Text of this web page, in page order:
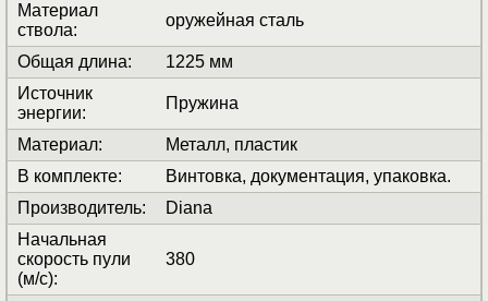
Материал
ствола:
оружейная сталь
Общая длина:
1225 мм
Источник
энергии:
Пружина
Материал:
Металл, пластик
В комплекте:
Винтовка, документация, упаковка.
Производитель:
Diana
Начальная
скорость пули
(м/с):
380